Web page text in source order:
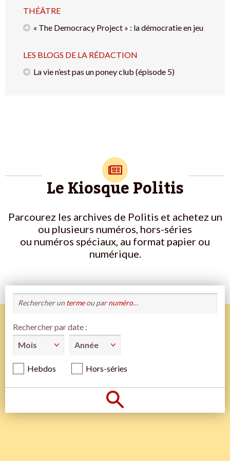
THÉÂTRE
« The Democracy Project » : la démocratie en jeu
LES BLOGS DE LA RÉDACTION
La vie n’est pas un poney club (épisode 5)
Le Kiosque Politis
Parcourez les archives de Politis et achetez un
ou plusieurs numéros, hors-séries
ou numéros spéciaux, au format papier ou
numérique.
Rechercher un termeou parnuméro…
Rechercher par date :
Hebdos Hors-séries